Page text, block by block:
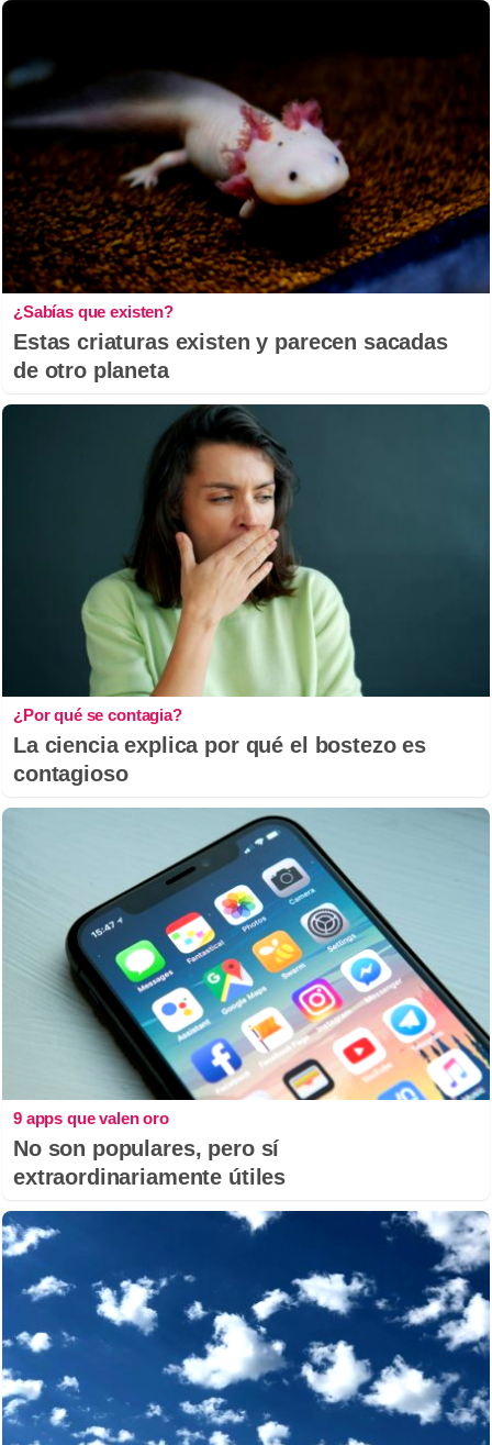
¿Sabías que existen?
Estas criaturas existen y parecen sacadas
de otro planeta
¿Por qué se contagia?
La ciencia explica por qué el bostezo es
contagioso
9 apps que valen oro
No son populares, pero sí
extraordinariamente útiles